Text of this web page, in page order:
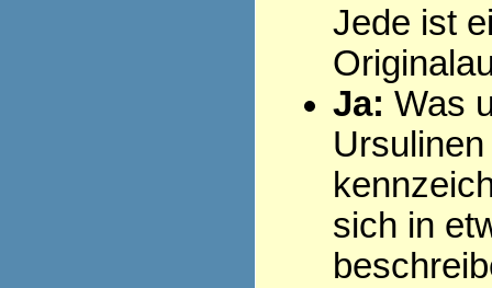
Jede ist
Ja: Was
Ursulinen
sich in